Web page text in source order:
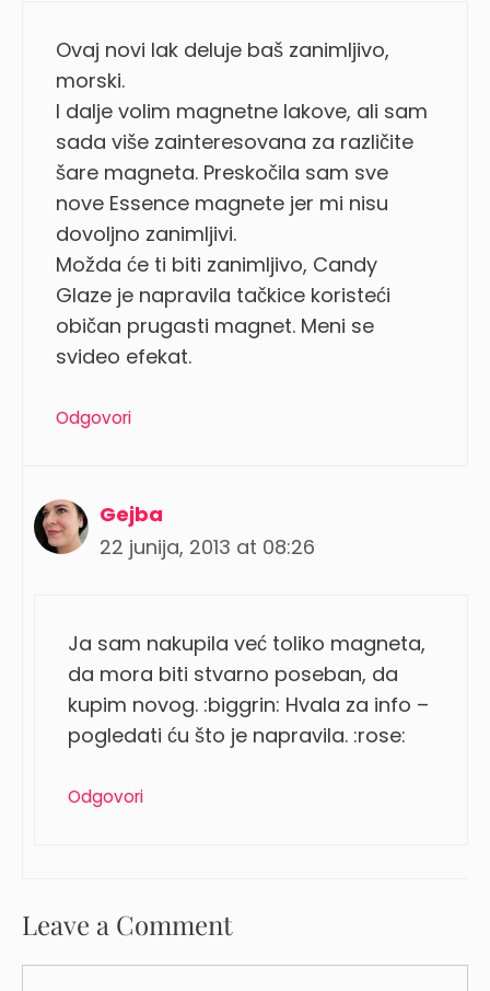
Ovaj novi lak deluje baš zanimljivo,
morski.
I dalje volim magnetne lakove, ali sam
sada više zainteresovana za različite
šare magneta. Preskočila sam sve
nove Essence magnete jer mi nisu
dovoljno zanimljivi.
Možda će ti biti zanimljivo, Candy
Glaze je napravila tačkice koristeći
običan prugasti magnet. Meni se
svideo efekat.
Odgovori
Gejba
22 junija, 2013 at 08:26
Ja sam nakupila već toliko magneta,
da mora biti stvarno poseban, da
kupim novog. :biggrin: Hvala za info –
pogledati ću što je napravila. :rose:
Odgovori
Leave a Comment